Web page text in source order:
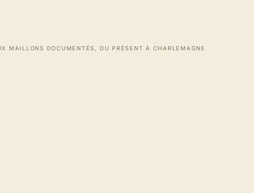
MAILLONS DOCUMENTÉS, DU PRÉSENT À CHARLEMAGNE